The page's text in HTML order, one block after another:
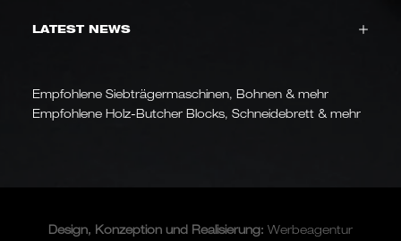
LATEST NEWS
Empfohlene Siebträgermaschinen, Bohnen & mehr
Empfohlene Holz-Butcher Blocks, Schneidebrett & mehr
Design, Konzeption und Realisierung: Werbeagentur